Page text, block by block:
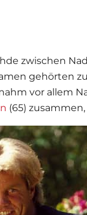
zwischen
gehörten
vor allem
(65)